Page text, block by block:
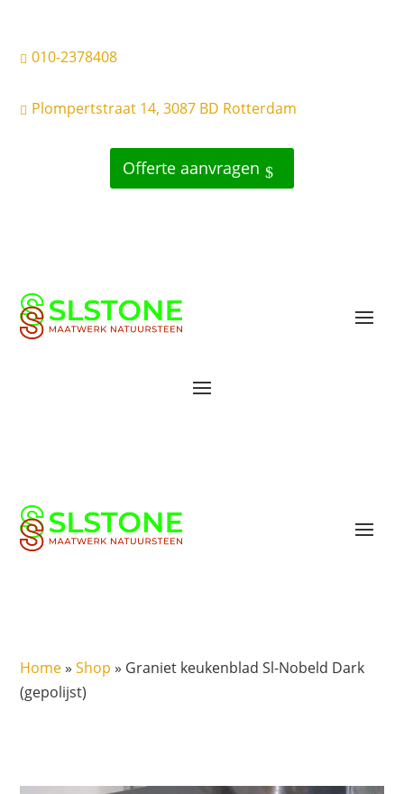
 010-2378408
 Plompertstraat 14, 3087 BD Rotterdam
Offerte aanvragen
Home»Shop » Graniet keukenblad Sl-Nobeld Dark
(gepolijst)